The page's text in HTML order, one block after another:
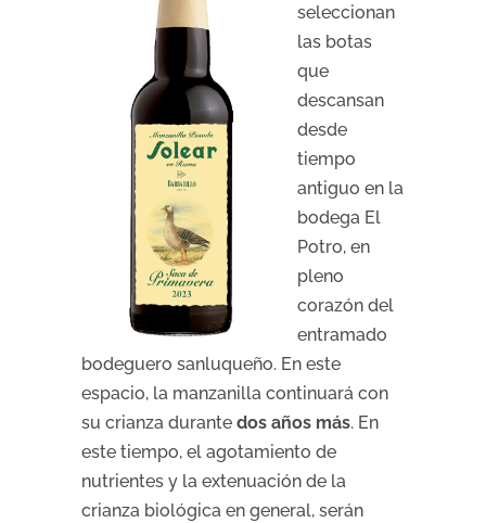
seleccionan
las botas
que
descansan
desde
tiempo
antiguo en la
bodega El
Potro, en
pleno
corazón del
entramado
bodeguero sanluqueño. En este
espacio, la manzanilla continuará con
su crianza durante dos años más. En
este tiempo, el agotamiento de
nutrientes y la extenuación de la
crianza biológica en general, serán